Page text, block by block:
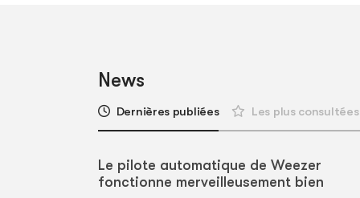
News
Dernières publiées Les plus consultées
Le pilote automatique de Weezer
fonctionne merveilleusement bien